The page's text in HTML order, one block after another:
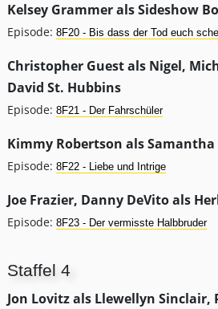
Kelsey Grammer als Sideshow
Episode: 8F20 - Bis dass der Tod euch
Christopher Guest als Nigel,
David St. Hubbins
Episode: 8F21 - Der Fahrschüler
Kimmy Robertson als Samantha
Episode: 8F22 - Liebe und Intrige
Joe Frazier, Danny DeVito als
Episode: 8F23 - Der vermisste Halbbruder
Staffel 4
Jon Lovitz als Llewellyn